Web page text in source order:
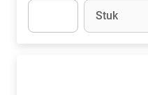
Eenheid
Stuk